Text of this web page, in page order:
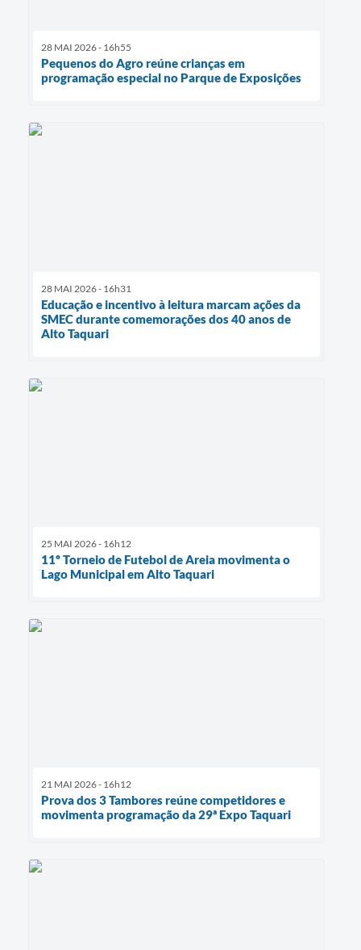
28 MAI 2026 - 16h55
Pequenos do Agro reúne crianças em
programação especial no Parque de Exposições
28 MAI 2026 - 16h31
Educação e incentivo à leitura marcam ações da
SMEC durante comemorações dos 40 anos de
Alto Taquari
25 MAI 2026 - 16h12
11º Torneio de Futebol de Areia movimenta o
Lago Municipal em Alto Taquari
21 MAI 2026 - 16h12
Prova dos 3 Tambores reúne competidores e
movimenta programação da 29ª Expo Taquari